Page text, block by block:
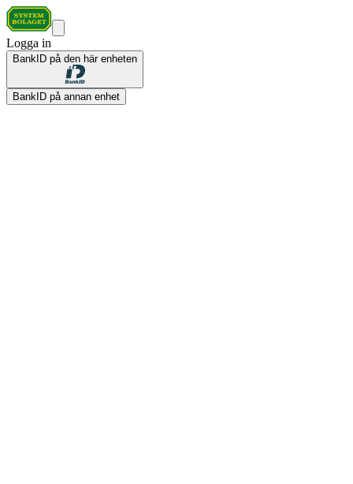
Logga in
BankID på den här enheten
BankID på annan enhet